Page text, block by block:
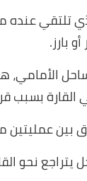
تلتقي عنده
بارز.
الأمامي،
بسبب
بين
يتراجع نحو